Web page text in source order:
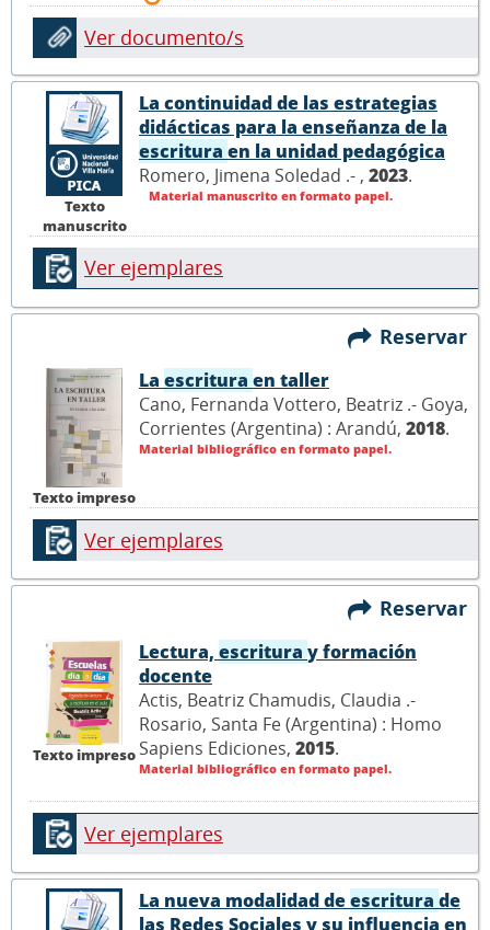
Ver documento/s
Texto
manuscrito
La continuidad de las estrategias
didácticas para la enseñanza de la
escritura en la unidad pedagógica
Romero, Jimena Soledad .- , 2023.
Material manuscrito en formato papel.
Ver ejemplares
Reservar
Texto impreso
La escritura en taller
Cano, Fernanda Vottero, Beatriz .- Goya,
Corrientes (Argentina) : Arandú, 2018.
Material bibliográfico en formato papel.
Ver ejemplares
Reservar
Texto impreso
Lectura, escritura y formación
docente
Actis, Beatriz Chamudis, Claudia .-
Rosario, Santa Fe (Argentina) : Homo
Sapiens Ediciones, 2015.
Material bibliográfico en formato papel.
Ver ejemplares
La nueva modalidad deescritura de
las Redes Sociales y su influencia en